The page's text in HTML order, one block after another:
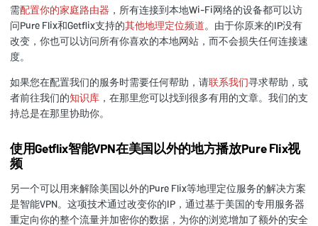
需配置你的家庭路由器 ，所有连接到本地Wi-Fi网络的设备都可以访
问Pure Flix和Getflix支持的其他地理定位频道。由于你原来的IP没有
改变，你也可以访问所有你喜欢的本地网站，而不会损失任何连接速
度。
如果您在配置我们的服务时需要任何帮助，请联系我们寻求帮助，或
者前往我们的知识库 ，在那里您可以找到很多有用的文章。我们的支
持总是在那里协助你。
使用Getflix智能VPN在美国以外的地方播放Pure Flix视
频
另一个可以用来解除美国以外的Pure Flix等地理定位服务的解决方案
是智能VPN。这项技术通过改变你的IP，通过基于美国的专用服务器
重定向你的整个流量并加密你的数据，为你的浏览增加了额外的安全